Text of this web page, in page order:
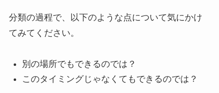
分類の過程で、以下のような点について気にかけ
てみてください。
別の場所でもできるのでは？
このタイミングじゃなくてもできるのでは？